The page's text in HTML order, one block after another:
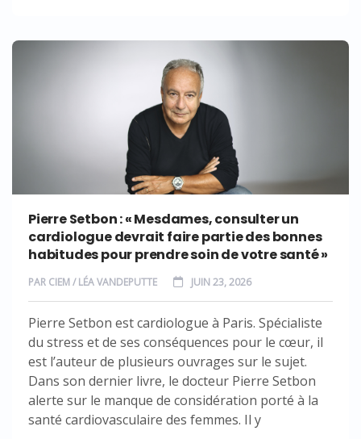
Pierre Setbon : « Mesdames, consulter un
cardiologue devrait faire partie des bonnes
habitudes pour prendre soin de votre santé »
PAR CIEM / LÉA VANDEPUTTE JUIN 23, 2026
Pierre Setbon est cardiologue à Paris. Spécialiste
du stress et de ses conséquences pour le cœur, il
est l’auteur de plusieurs ouvrages sur le sujet.
Dans son dernier livre, le docteur Pierre Setbon
alerte sur le manque de considération porté à la
santé cardiovasculaire des femmes. Il y